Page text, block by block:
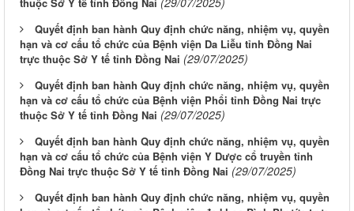
Quyết định ban hành Quy định chức năng, nhiệm vụ, quyền
hạn và cơ cấu tổ chức của Bệnh viện Da Liễu tỉnh Đồng Nai
trực thuộc Sở Y tế tỉnh Đồng Nai (29/07/2025)
Quyết định ban hành Quy định chức năng, nhiệm vụ, quyền
hạn và cơ cấu tổ chức của Bệnh viện Phổi tỉnh Đồng Nai trực
thuộc Sở Y tế tỉnh Đồng Nai (29/07/2025)
Quyết định ban hành Quy định chức năng, nhiệm vụ, quyền
hạn và cơ cấu tổ chức của Bệnh viện Y Dược cổ truyền tỉnh
Đồng Nai trực thuộc Sở Y tế tỉnh Đồng Nai (29/07/2025)
Quyết định ban hành Quy định chức năng, nhiệm vụ, quyền